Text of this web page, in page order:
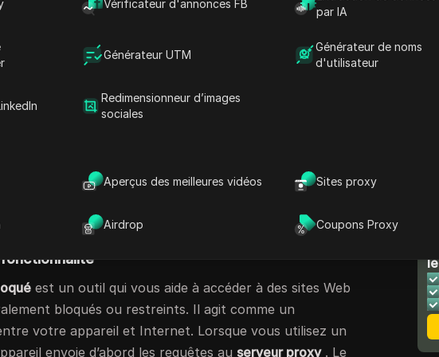
Vérificateur d'annonces FB
par IA
Générateur UTM
Générateur de noms
d'utilisateur
Redimensionneur d’images
sociales
Aperçus des meilleures vidéos Sites proxy
Airdrop Coupons Proxy
facilement ces restrictions et d’accéder en
non bloquéspour accéder aux ressources éducatives
restrictions, mais aussi à protéger votre vie privée en
activité en ligne. Dans ce guide, nous allons explorer
qu’un proxy débloqué ?
est un outil qui vous aide à accéder à des sites Web
bloqués ou restreints. Il agit comme un
votre appareil et Internet. Lorsque vous utilisez un
envoie d’abord les requêtes auserveur proxy. Le